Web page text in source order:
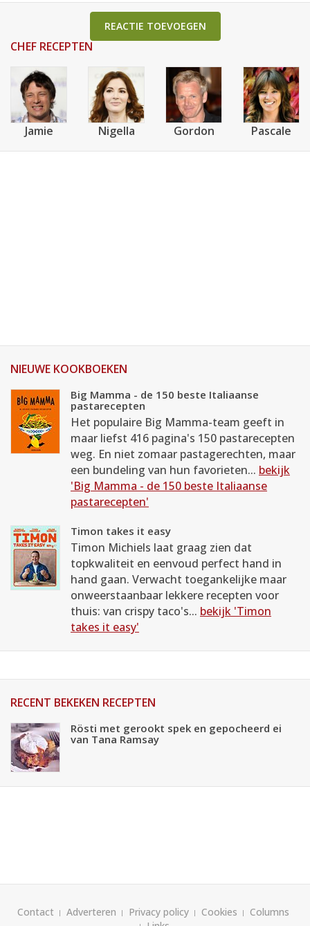
REACTIE TOEVOEGEN
CHEF RECEPTEN
Jamie Nigella Gordon Pascale
NIEUWE KOOKBOEKEN
Big Mamma - de 150 beste Italiaanse
pastarecepten
Het populaire Big Mamma-team geeft in
maar liefst 416 pagina's 150 pastarecepten
weg. En niet zomaar pastagerechten, maar
een bundeling van hun favorieten... bekijk
'Big Mamma - de 150 beste Italiaanse
pastarecepten'
Timon takes it easy
Timon Michiels laat graag zien dat
topkwaliteit en eenvoud perfect hand in
hand gaan. Verwacht toegankelijke maar
onweerstaanbaar lekkere recepten voor
thuis: van crispy taco's... bekijk 'Timon
takes it easy'
RECENT BEKEKEN RECEPTEN
Rösti met gerookt spek en gepocheerd ei
van Tana Ramsay
Contact Adverteren Privacy policy Cookies
Columns